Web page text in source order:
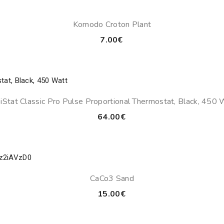
Komodo Croton Plant
7.00€
Classic Pro Pulse Proportional Thermostat, Black, 450
64.00€
CaCo3 Sand
15.00€